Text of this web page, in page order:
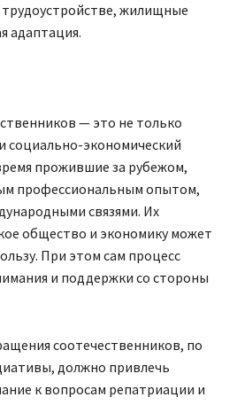
жилищные
адаптация.
— это не только
социально-экономический
прожившие за рубежом,
профессиональным опытом,
связями. Их
общество и экономику может
При этом сам процесс
и поддержки со стороны
соотечественников, по
должно привлечь
к вопросам репатриации и